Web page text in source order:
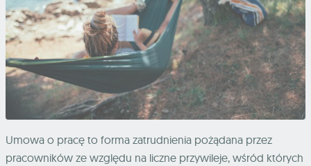
Umowa o pracę to forma zatrudnienia pożądana przez
pracowników ze względu na liczne przywileje, wśród których